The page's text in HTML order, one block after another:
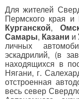
Для жителей
Пермского края и
Курганской,
Самары, Казани и
личных
эскадрилий, (в
находящихся в
Нягани, г.
отстроенная
весь север